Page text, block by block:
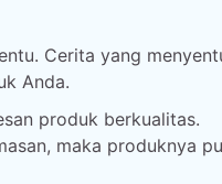
Cerita yang
Anda.
produk berkualitas.
maka produknya